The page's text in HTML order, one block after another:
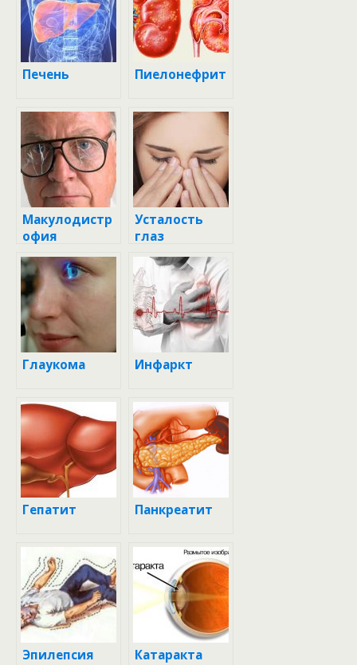
Печень Пиелонефрит
Макулодистр
офия
Усталость
глаз
Глаукома Инфаркт
Гепатит Панкреатит
Эпилепсия Катаракта